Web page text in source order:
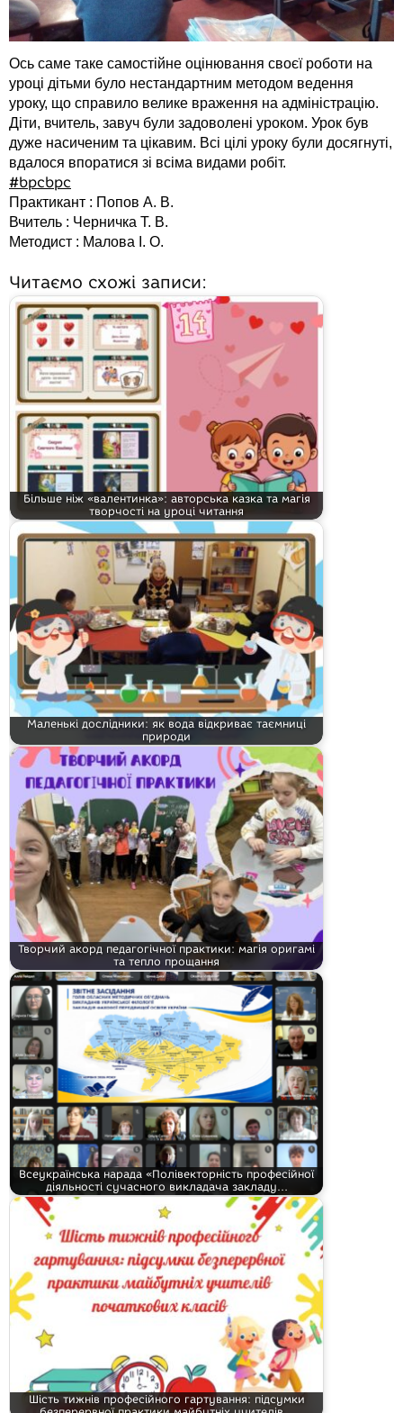
Ось саме таке самостійне оцінювання своєї роботи на
уроці дітьми було нестандартним методом ведення
уроку, що справило велике враження на адміністрацію.
Діти, вчитель, завуч були задоволені уроком. Урок був
дуже насиченим та цікавим. Всі цілі уроку були досягнуті,
вдалося впоратися зі всіма видами робіт.
#bpcbpc
Практикант : Попов А. В.
Вчитель : Черничка Т. В.
Методист : Малова І. О.
Читаємо схожі записи:
Більше ніж «валентинка»: авторська казка та магія
творчості на уроці читання
Маленькі дослідники: як вода відкриває таємниці
природи
Творчий акорд педагогічної практики: магія оригамі
та тепло прощання
Всеукраїнська нарада «Полівекторність професійної
діяльності сучасного викладача закладу…
Шість тижнів професійного гартування: підсумки